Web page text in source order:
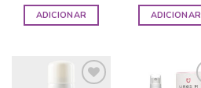
ADICIONAR
ADICIONAR